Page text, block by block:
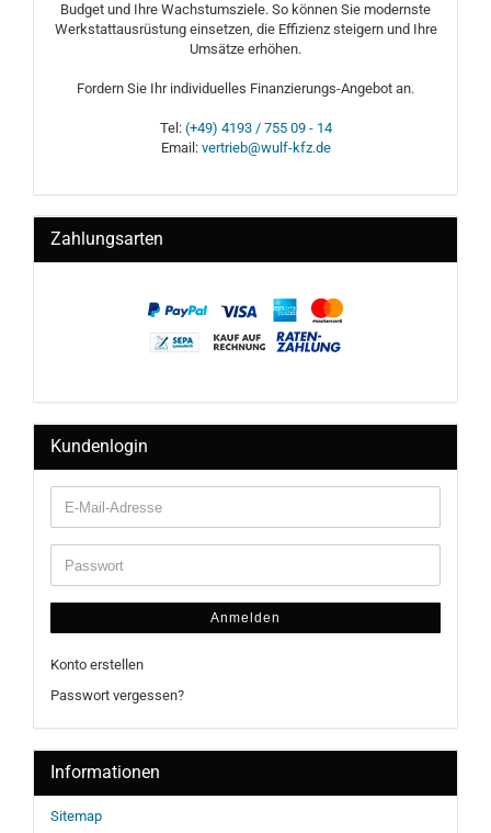
Budget und Ihre Wachstumsziele. So können Sie modernste
Werkstattausrüstung einsetzen, die Effizienz steigern und Ihre
Umsätze erhöhen.
Fordern Sie Ihr individuelles Finanzierungs-Angebot an.
Tel: (+49) 4193 / 755 09 - 14
Email: vertrieb@wulf-kfz.de
Zahlungsarten
Kundenlogin
Anmelden
Konto erstellen
Passwort vergessen?
Informationen
Sitemap